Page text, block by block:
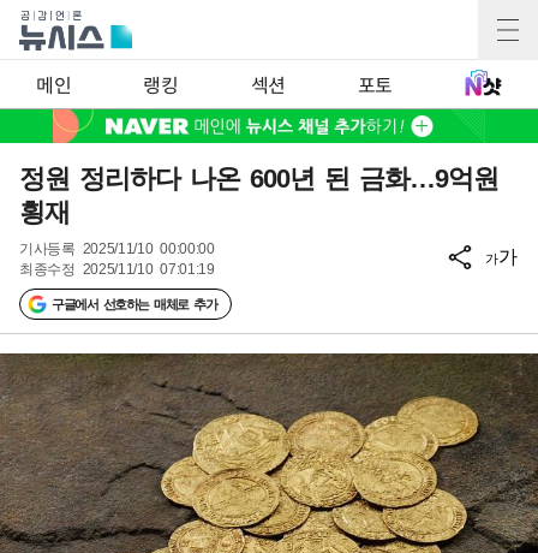
메인 랭킹 섹션 포토
정원 정리하다 나온 600년 된 금화…9억원
횡재
기사등록 2025/11/10 00:00:00
최종수정 2025/11/10 07:01:19
구글에서 선호하는 매체로 추가
가가